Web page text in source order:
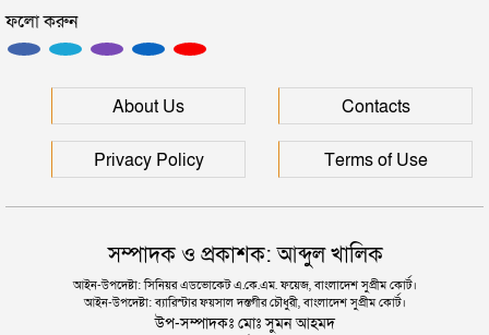
মানবপাচার নিয়ে সিলেটের ডিবির হাওরে সংঘর্ষ
ফলো করুন
About Us Contacts
Privacy Policy Terms of Use
সম্পাদক ও প্রকাশক: আব্দুল খালিক
আইন-উপদেষ্টা: সিনিয়র এডভোকেট এ.কে.এম. ফয়েজ, বাংলাদেশ সুপ্রীম কোর্ট।
আইন-উপদেষ্টা: ব্যারিস্টার ফয়সাল দস্তগীর চৌধুরী, বাংলাদেশ সুপ্রীম কোর্ট।
উপ-সম্পাদকঃ মোঃ সুমন আহমদ